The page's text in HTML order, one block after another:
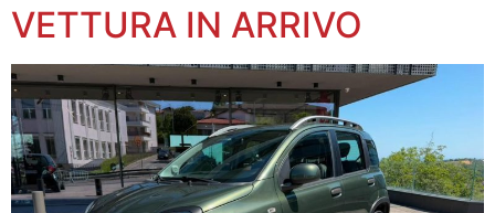
VETTURA IN ARRIVO